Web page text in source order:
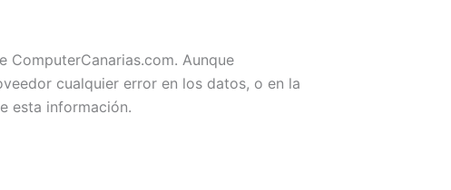
ComputerCanarias.com. Aunque
cualquier error en los datos, o en la
esta información.